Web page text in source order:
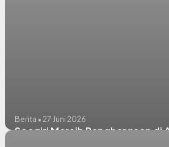
Berita • 27 Juni 2026
Soegiri Meraih Penghargaan di